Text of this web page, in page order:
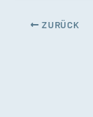
ZURÜCK